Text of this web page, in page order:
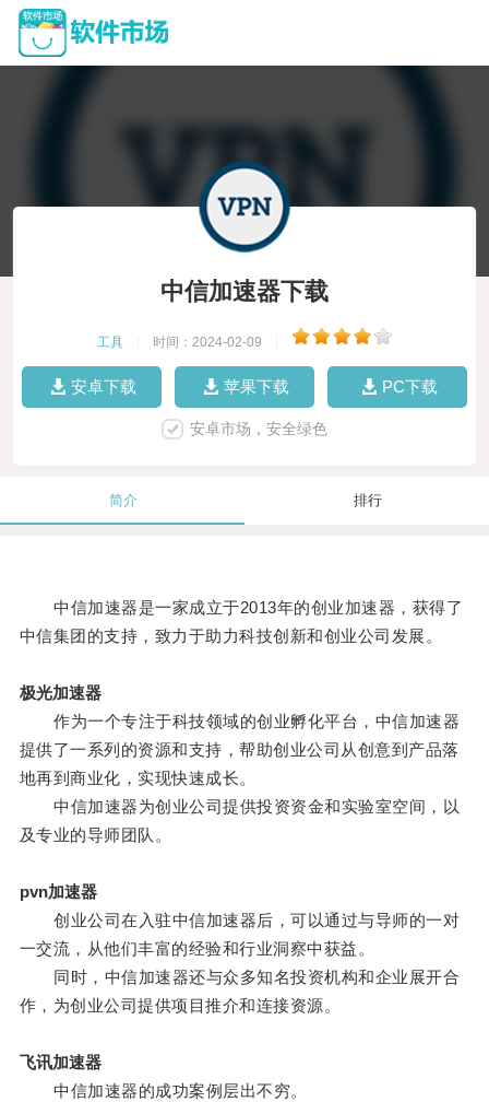
中信加速器下载
工具 时间：2024-02-09
安卓下载 苹果下载 PC下载
安卓市场，安全绿色
简介 排行
中信加速器是一家成立于2013年的创业加速器，获得了
中信集团的支持，致力于助力科技创新和创业公司发展。
极光加速器
作为一个专注于科技领域的创业孵化平台，中信加速器
提供了一系列的资源和支持，帮助创业公司从创意到产品落
地再到商业化，实现快速成长。
中信加速器为创业公司提供投资资金和实验室空间，以
及专业的导师团队。
pvn加速器
创业公司在入驻中信加速器后，可以通过与导师的一对
一交流，从他们丰富的经验和行业洞察中获益。
同时，中信加速器还与众多知名投资机构和企业展开合
作，为创业公司提供项目推介和连接资源。
飞讯加速器
中信加速器的成功案例层出不穷。